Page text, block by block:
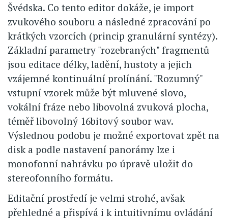
Švédska. Co tento editor dokáže, je import
zvukového souboru a následné zpracování po
krátkých vzorcích (princip granulární syntézy).
Základní parametry "rozebraných" fragmentů
jsou editace délky, ladění, hustoty a jejich
vzájemné kontinuální prolínání. "Rozumný"
vstupní vzorek může být mluvené slovo,
vokální fráze nebo libovolná zvuková plocha,
téměř libovolný 16bitový soubor wav.
Výslednou podobu je možné exportovat zpět na
disk a podle nastavení panorámy lze i
monofonní nahrávku po úpravě uložit do
stereofonního formátu.
Editační prostředí je velmi strohé, avšak
přehledné a přispívá i k intuitivnímu ovládání